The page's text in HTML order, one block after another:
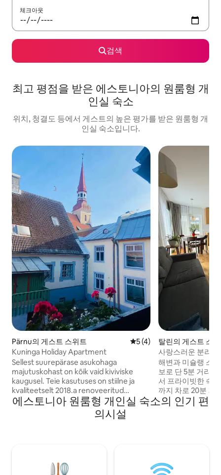
체크아웃
검색
최고 평점을 받은 에스토니아의 원룸형 개
인실 숙소
위치, 청결도 등에서 게스트의 높은 평가를 받은 원룸형 개
인실 숙소입니다.
Pärnu의 게스트 스위트 평점 5점(5점 만점), 후기 4
5 (4)
Kuninga Holiday Apartment
Sellest suurepärase asukohaga
majutuskohast on kõik vaid kiviviske
kaugusel. Teie kasutuses on stiilne ja
kvaliteetselt 2018.a renoveeritud
külaliskorter. Korter asub II korrusel läbi
kahe korruse. Ideaalne lastega peredele
lühikese linna, rannapuhkuse
lastevoodi, reisivoodi, diivanvoodi, ja
탈린의 게스트 스
사랑스러운 분리
해변과 미슐랭 스
보로 단 5분 거리
서 프라이빗한 숙
까지 차로 20분 거
트는 4명이 숙박할
모든 편의시설, 평
는 숙박에 완벽합
에스토니아 원룸형 개인실 숙소의 인기 편
의시설